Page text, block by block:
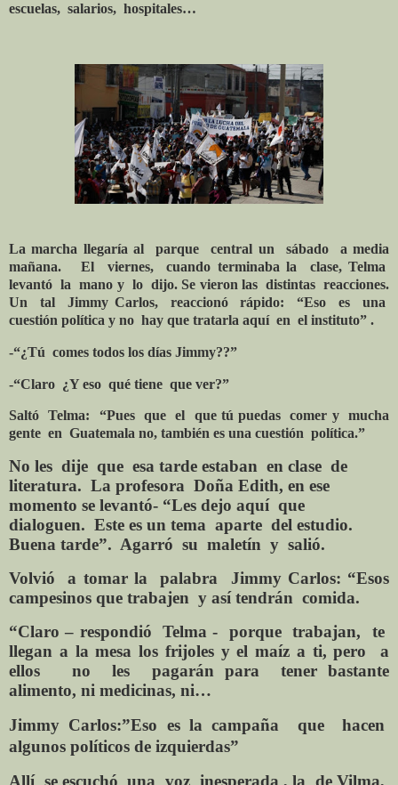
escuelas, salarios, hospitales…
La marcha llegaría al parque central un sábado
a media
mañana.
El viernes, cuando terminaba la
clase, Telma
levantó la mano y lo dijo. Se vieron las distintas reacciones.
Un
tal Jimmy Carlos, reaccionó rápido: “Eso es
una
cuestión política y no hay que tratarla aquí en el instituto” .
-“¿Tú comes todos los días Jimmy??”
-“Claro ¿Y eso qué tiene que ver?”
Saltó Telma: “Pues que el que tú puedas comer y mucha
gente en Guatemala no, también es una cuestión política.”
No les dije que esa tarde estaban en clase de
literatura. La profesora Doña Edith, en ese
momento se levantó- “Les dejo aquí que
dialoguen. Este es un tema aparte del estudio.
Buena tarde”. Agarró su maletín y salió.
Volvió a tomar la palabra Jimmy Carlos: “Esos
campesinos que trabajen y así tendrán comida.
“Claro – respondió Telma - porque trabajan, te
llegan a la mesa los frijoles y el maíz a ti, pero a
ellos no les pagarán para tener bastante
alimento, ni medicinas, ni…
Jimmy Carlos:”Eso es la campaña que hacen
algunos políticos de izquierdas”